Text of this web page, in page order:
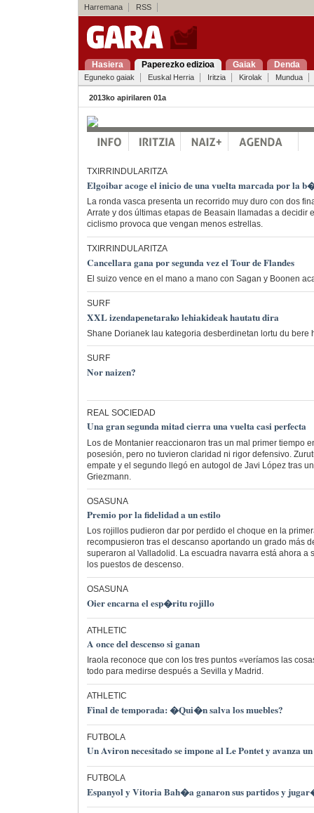
Harremana RSS
Hasiera Paperezko edizioa Gaiak Denda
Eguneko gaiak Euskal Herria Iritzia Kirolak Mundua
2013ko apirilaren 01a
TXIRRINDULARITZA
Elgoibar acoge el inicio de una vuelta marcada por la
La ronda vasca presenta un recorrido muy duro con dos
Arrate y dos últimas etapas de Beasain llamadas a decidir
ciclismo provoca que vengan menos estrellas.
TXIRRINDULARITZA
Cancellara gana por segunda vez el Tour de Flandes
El suizo vence en el mano a mano con Sagan y Boonen
SURF
XXL izendapenetarako lehiakideak hautatu dira
Shane Dorianek lau kategoria desberdinetan lortu du bere
SURF
Nor naizen?
REAL SOCIEDAD
Una gran segunda mitad cierra una vuelta casi perfecta
Los de Montanier reaccionaron tras un mal primer tiempo
posesión, pero no tuvieron claridad ni rigor defensivo.
empate y el segundo llegó en autogol de Javi López tras
Griezmann.
OSASUNA
Premio por la fidelidad a un estilo
Los rojillos pudieron dar por perdido el choque en la
recompusieron tras el descanso aportando un grado más
superaron al Valladolid. La escuadra navarra está ahora a
los puestos de descenso.
OSASUNA
Oier encarna el esp�ritu rojillo
ATHLETIC
A once del descenso si ganan
Iraola reconoce que con los tres puntos «veríamos las
todo para medirse después a Sevilla y Madrid.
ATHLETIC
Final de temporada: �Qui�n salva los muebles?
FUTBOLA
Un Aviron necesitado se impone al Le Pontet y avanza
FUTBOLA
Espanyol y Vitoria Bah�a ganaron sus partidos y